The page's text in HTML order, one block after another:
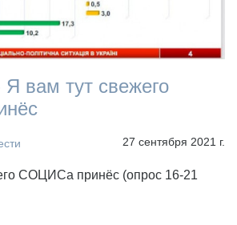
Я вам тут свежего
27 сентября 2021 г.
СОЦИСа принёс (опрос 16-21